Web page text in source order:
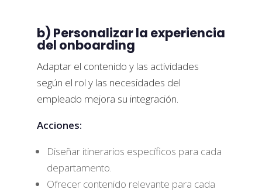
b) Personalizar la experiencia
del onboarding
Adaptar el contenido y las actividades
según el rol y las necesidades del
empleado mejora su integración.
Acciones:
Diseñar itinerarios específicos para cada
departamento.
Ofrecer contenido relevante para cada